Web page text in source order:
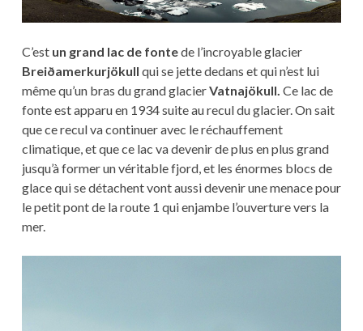
C’est un grand lac de fontede l’incroyable glacier
Breiðamerkurjökull qui se jette dedans et qui n’est lui
même qu’un bras du grand glacierVatnajökull. Ce lac de
fonte est apparu en 1934 suite au recul du glacier. On sait
que ce recul va continuer avec le réchauffement
climatique, et que ce lac va devenir de plus en plus grand
jusqu’à former un véritable fjord, et les énormes blocs de
glace qui se détachent vont aussi devenir une menace pour
le petit pont de la route 1 qui enjambe l’ouverture vers la
mer.